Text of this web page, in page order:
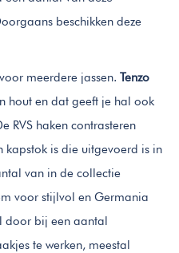
beschikken deze
meerdere jassen. Tenzo
hout en dat geeft je hal ook
RVS haken contrasteren
kapstok is die uitgevoerd is in
van in de collectie
voor stijlvol en Germania
door bij een aantal
te werken, meestal